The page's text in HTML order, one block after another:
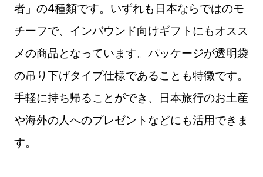
者」の4種類です。いずれも日本ならではのモ
チーフで、インバウンド向けギフトにもオスス
メの商品となっています。パッケージが透明袋
の吊り下げタイプ仕様であることも特徴です。
手軽に持ち帰ることができ、日本旅行のお土産
や海外の人へのプレゼントなどにも活用できま
す。